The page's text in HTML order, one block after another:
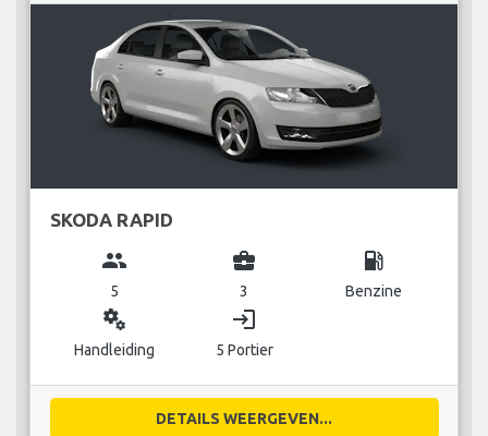
SKODA RAPID
group
5
business_center
3
local_gas_station
Benzine
miscellaneous_services
Handleiding
login
5 Portier
DETAILS WEERGEVEN...